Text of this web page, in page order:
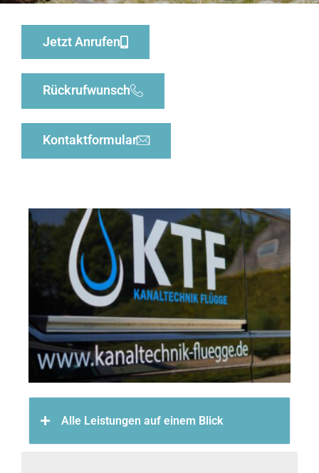
Jetzt Anrufen
Rückrufwunsch
Kontaktformular
Alle Leistungen auf einem Blick